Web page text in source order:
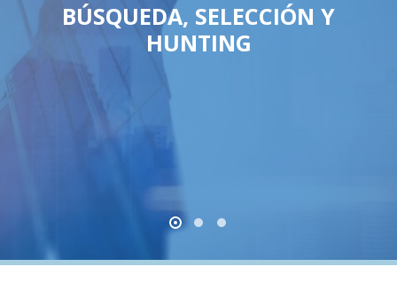
BÚSQUEDA, SELECCIÓN Y
HUNTING